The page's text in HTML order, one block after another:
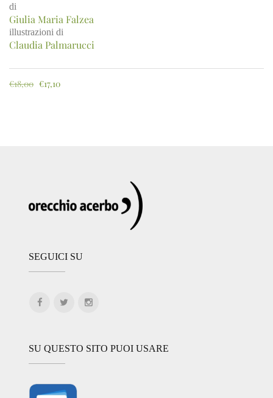
di
Giulia Maria Falzea
illustrazioni di
Claudia Palmarucci
€18,00 €17,10
SEGUICI SU
SU QUESTO SITO PUOI USARE